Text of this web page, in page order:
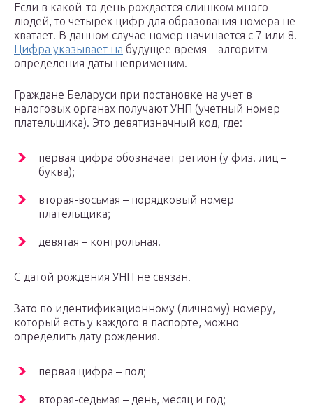
Если в какой-то день рождается слишком много
людей, то четырех цифр для образования номера не
хватает. В данном случае номер начинается с 7 или 8.
Цифра указывает на будущее время – алгоритм
определения даты неприменим.
Граждане Беларуси при постановке на учет в
налоговых органах получают УНП (учетный номер
плательщика). Это девятизначный код, где:
первая цифра обозначает регион (у физ. лиц –
буква);
вторая-восьмая – порядковый номер
плательщика;
девятая – контрольная.
С датой рождения УНП не связан.
Зато по идентификационному (личному) номеру,
который есть у каждого в паспорте, можно
определить дату рождения.
первая цифра – пол;
вторая-седьмая – день, месяц и год;